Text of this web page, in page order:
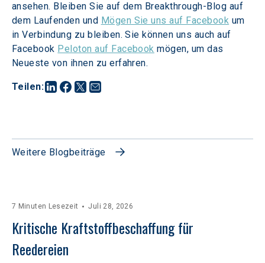
Teilen:
ansehen. Bleiben Sie auf dem Breakthrough-Blog auf
dem Laufenden und Mögen Sie uns auf Facebook um
in Verbindung zu bleiben. Sie können uns auch auf
Facebook Peloton auf Facebook mögen, um das
Neueste von ihnen zu erfahren.
Weitere Blogbeiträge
7 Minuten Lesezeit Juli 28, 2026
Kritische Kraftstoffbeschaffung für
Reedereien